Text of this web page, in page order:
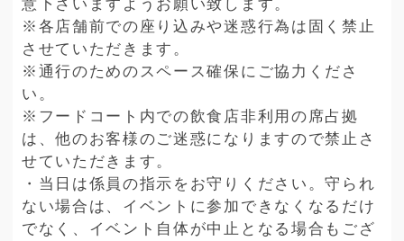
意下さいますようお願い致します。
※各店舗前での座り込みや迷惑行為は固く禁止
させていただきます。
※通行のためのスペース確保にご協力くださ
い。
※フードコート内での飲食店非利用の席占拠
は、他のお客様のご迷惑になりますので禁止さ
せていただきます。
・当日は係員の指示をお守りください。守られ
ない場合は、イベントに参加できなくなるだけ
でなく、イベント自体が中止となる場合もござ